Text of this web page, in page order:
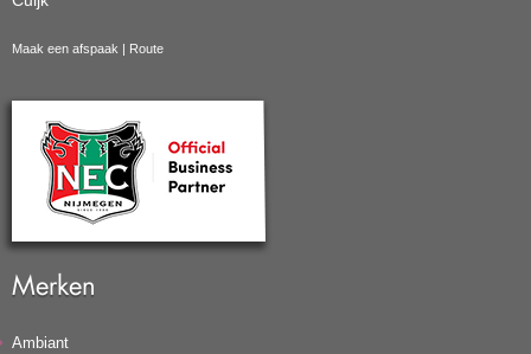
Maak een afspaak Route
Merken
Ambiant